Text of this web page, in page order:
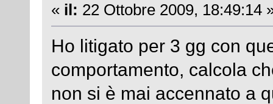
« il: 22 Ottobre 2009, 18:49:14
Ho litigato per 3 gg con
comportamento, calcola
non si è mai accennato a